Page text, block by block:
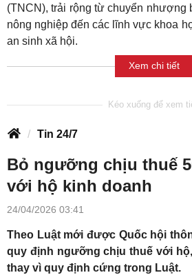
(TNCN), trải rộng từ chuyển nhượng
nông nghiệp đến các lĩnh vực khoa
an sinh xã hội.
Xem chi tiết
Tin 24/7
Bỏ ngưỡng chịu thuế
với hộ kinh doanh
24/04/2026 03:41
Theo Luật mới được Quốc hội
quy định ngưỡng chịu thuế với
thay vì quy định cứng trong Luật.